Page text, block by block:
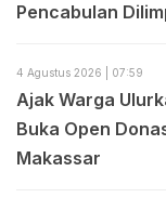
Pencabulan
4 Agustus 2026 | 07:59
Ajak Warga
Buka Open
Makassar